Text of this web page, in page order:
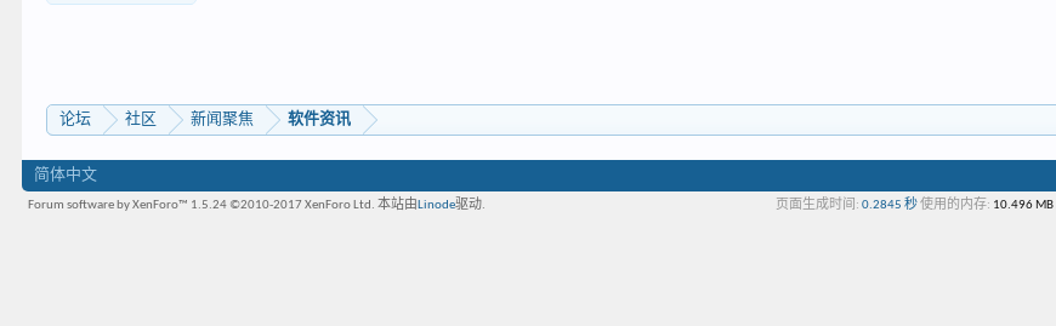
论坛 社区 新闻聚焦 软件资讯
简体中文
Forum software by XenForo™ 1.5.24©2010-2017 XenForo Ltd. 本站由 Linode驱动. 页面生成时间: 0.2845 秒 使用的内存: 10.496 MB